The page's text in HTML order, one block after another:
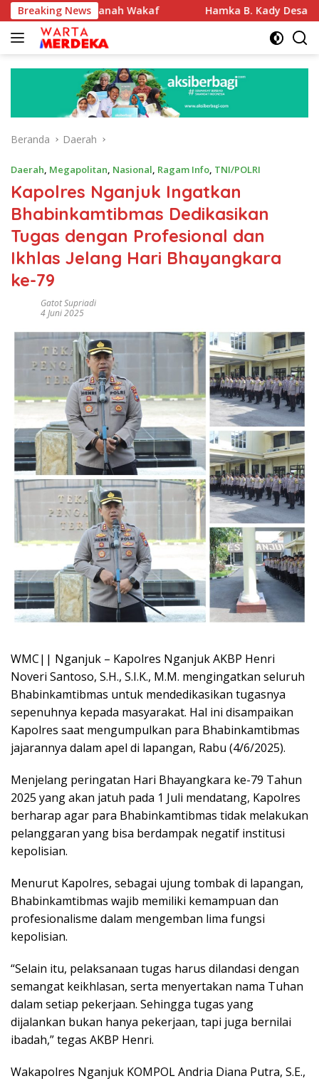
Langsung
ke
konten
Breaking News
Tanah Wakaf Hamka B. Kady Desak Evaluasi
Beranda Daerah
Daerah, Megapolitan, Nasional, Ragam Info, TNI/POLRI
Kapolres Nganjuk Ingatkan
Bhabinkamtibmas Dedikasikan
Tugas dengan Profesional dan
Ikhlas Jelang Hari Bhayangkara
ke-79
Gatot Supriadi
4 Juni 2025
WMC|| Nganjuk – Kapolres Nganjuk AKBP Henri
Noveri Santoso, S.H., S.I.K., M.M. mengingatkan seluruh
Bhabinkamtibmas untuk mendedikasikan tugasnya
sepenuhnya kepada masyarakat. Hal ini disampaikan
Kapolres saat mengumpulkan para Bhabinkamtibmas
jajarannya dalam apel di lapangan, Rabu (4/6/2025).
Menjelang peringatan Hari Bhayangkara ke-79 Tahun
2025 yang akan jatuh pada 1 Juli mendatang, Kapolres
berharap agar para Bhabinkamtibmas tidak melakukan
pelanggaran yang bisa berdampak negatif institusi
kepolisian.
Menurut Kapolres, sebagai ujung tombak di lapangan,
Bhabinkamtibmas wajib memiliki kemampuan dan
profesionalisme dalam mengemban lima fungsi
kepolisian.
“Selain itu, pelaksanaan tugas harus dilandasi dengan
semangat keikhlasan, serta menyertakan nama Tuhan
dalam setiap pekerjaan. Sehingga tugas yang
dijalankan bukan hanya pekerjaan, tapi juga bernilai
ibadah,” tegas AKBP Henri.
Wakapolres Nganjuk KOMPOL Andria Diana Putra, S.E.,